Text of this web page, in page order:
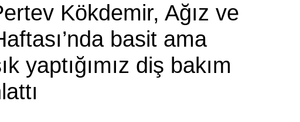
Kökdemir, Ağız ve
basit ama
yaptığımız diş bakım